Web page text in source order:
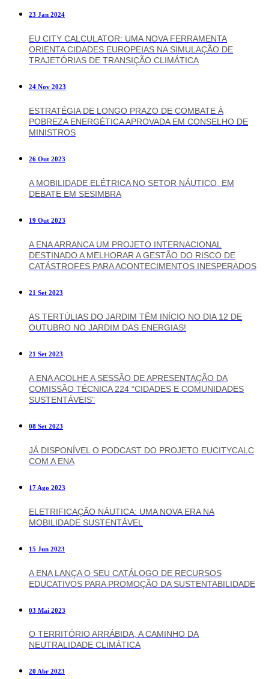
23 Jan 2024
EU CITY CALCULATOR: UMA NOVA FERRAMENTA
ORIENTA CIDADES EUROPEIAS NA SIMULAÇÃO DE
TRAJETÓRIAS DE TRANSIÇÃO CLIMÁTICA
24 Nov 2023
ESTRATÉGIA DE LONGO PRAZO DE COMBATE À
POBREZA ENERGÉTICA APROVADA EM CONSELHO DE
MINISTROS
26 Out 2023
A MOBILIDADE ELÉTRICA NO SETOR NÁUTICO, EM
DEBATE EM SESIMBRA
19 Out 2023
A ENA ARRANCA UM PROJETO INTERNACIONAL
DESTINADO A MELHORAR A GESTÃO DO RISCO DE
CATÁSTROFES PARA ACONTECIMENTOS INESPERADOS
21 Set 2023
AS TERTÚLIAS DO JARDIM TÊM INÍCIO NO DIA 12 DE
OUTUBRO NO JARDIM DAS ENERGIAS!
21 Set 2023
A ENA ACOLHE A SESSÃO DE APRESENTAÇÃO DA
COMISSÃO TÉCNICA 224 “CIDADES E COMUNIDADES
SUSTENTÁVEIS”
08 Set 2023
JÁ DISPONÍVEL O PODCAST DO PROJETO EUCITYCALC
COM A ENA
17 Ago 2023
ELETRIFICAÇÃO NÁUTICA: UMA NOVA ERA NA
MOBILIDADE SUSTENTÁVEL
15 Jun 2023
A ENA LANÇA O SEU CATÁLOGO DE RECURSOS
EDUCATIVOS PARA PROMOÇÃO DA SUSTENTABILIDADE
03 Mai 2023
O TERRITÓRIO ARRÁBIDA, A CAMINHO DA
NEUTRALIDADE CLIMÁTICA
20 Abr 2023